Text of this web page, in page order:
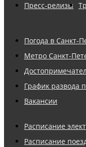
Пресс-релизы
Погода в Санкт-
Метро Санкт-
График развода
Вакансии
Расписание
Расписание